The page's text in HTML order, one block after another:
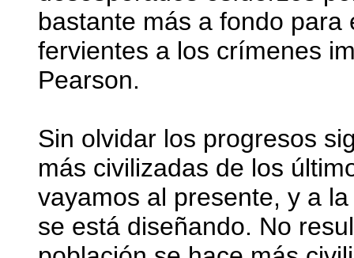
bastante más a fondo
fervientes a los crímenes
Pearson.
Sin olvidar los progresos
más civilizadas de los
vayamos al presente, y a
se está diseñando. No